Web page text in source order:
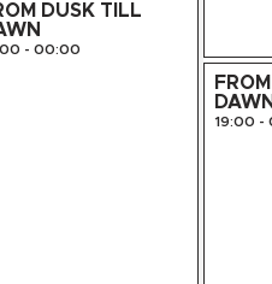
DUSK TILL
- 00:00
19:00 -